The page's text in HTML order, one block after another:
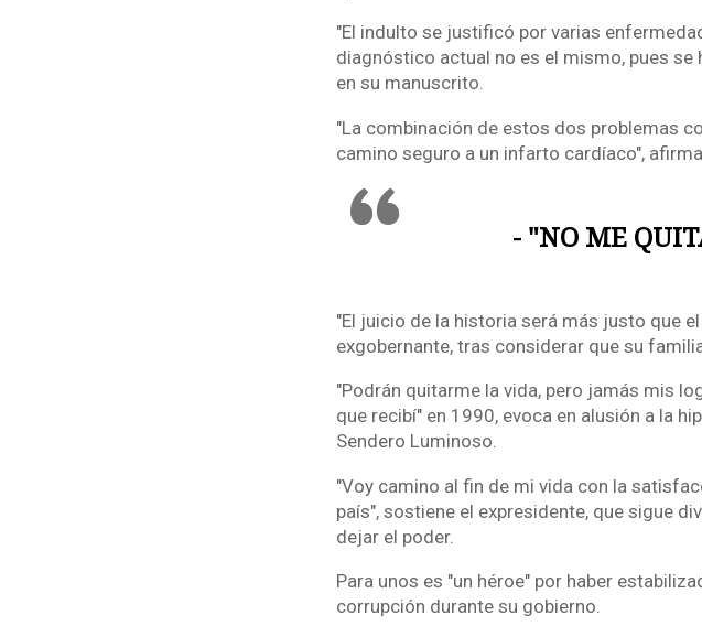
"El indulto se justificó por varias
diagnóstico actual no es el mismo, pues
en su manuscrito.
"La combinación de estos dos problemas
camino seguro a un infarto cardíaco", afirma.
- "NO ME
"El juicio de la historia será más justo que
exgobernante, tras considerar que su
"Podrán quitarme la vida, pero jamás mis
que recibí" en 1990, evoca en alusión a la
Sendero Luminoso.
"Voy camino al fin de mi vida con la
país", sostiene el expresidente, que sigue
dejar el poder.
Para unos es "un héroe" por haber
corrupción durante su gobierno.